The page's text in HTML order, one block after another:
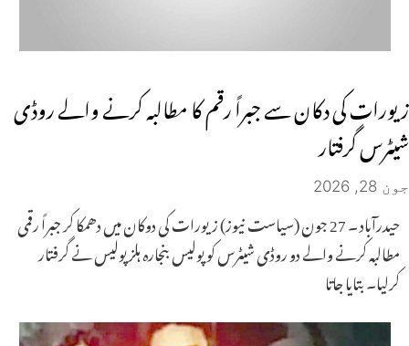
زیورات کی دکان سے جبراً رقم کا مطالبہ کرنے والے روڈی
شیٹرس گرفتار
جون 28, 2026
حیدرآباد ۔ 27 جون (سیاست نیوز) زیورات کی دوکان میں دھمکا کر جبراً رقمی
مطالبہ کرنے والے دو روڈی شیٹرس کو پولیس بنجارہ ہلز پولیس نے گرفتار
کرلیا۔ بتایا جاتا